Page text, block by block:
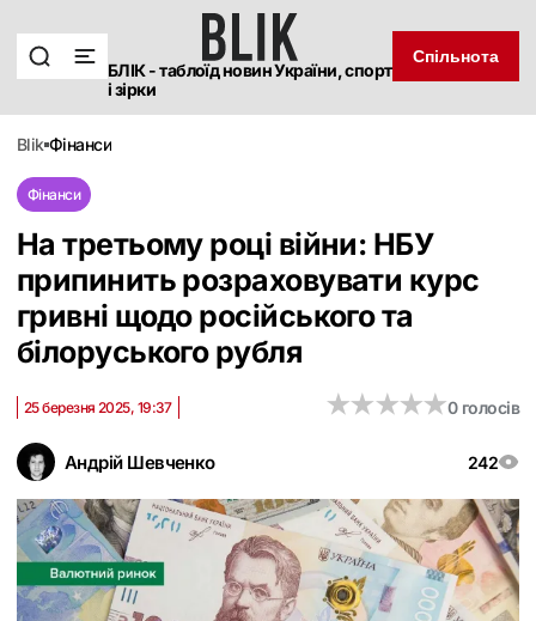
БЛІК - таблоїд новин України, спорт
і зірки
Спільнота
blik фінанси
Фінанси
На третьому році війни: НБУ
припинить розраховувати курс
гривні щодо російського та
білоруського рубля
Андрій Шевченко 242
25 березня 2025, 19:37 ★★★★★
★★★★★0 голосів